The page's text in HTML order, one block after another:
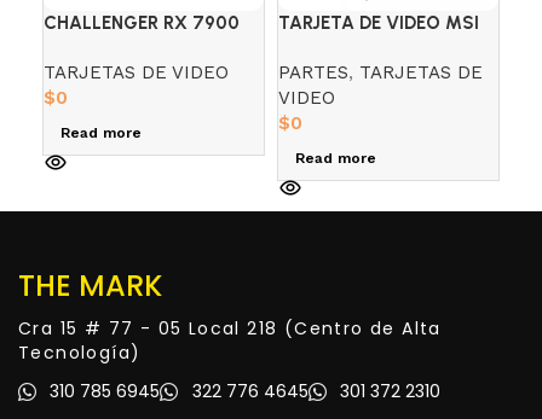
CHALLENGER RX 7900
RADEON
TARJETAS DE VIDEO
$0
Read more
TARJETA DE VIDEO MSI
VENTUS 2X
PARTES, TARJETAS DE
VIDEO
$0
Read more
THE MARK
Cra 15 # 77 - 05 Local 218 (Centro de Alta
Tecnología)
310 785 6945
322 776 4645 301 372 2310